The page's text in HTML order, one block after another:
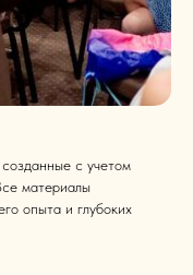
с учетом
материалы
опыта и глубоких